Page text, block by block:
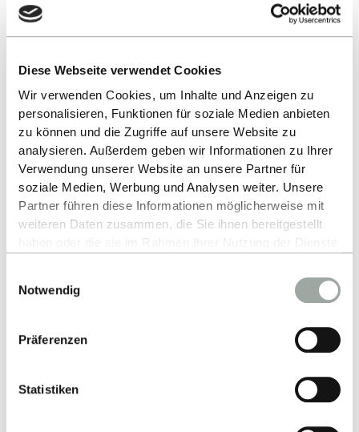
Diese Webseite verwendet Cookies
Wir verwenden Cookies, um Inhalte und Anzeigen zu
personalisieren, Funktionen für soziale Medien anbieten
zu können und die Zugriffe auf unsere Website zu
analysieren. Außerdem geben wir Informationen zu Ihrer
Verwendung unserer Website an unsere Partner für
soziale Medien, Werbung und Analysen weiter. Unsere
Partner führen diese Informationen möglicherweise mit
weiteren Daten zusammen, die Sie ihnen bereitgestellt
Alles zum Thema Cookies und personenbezogene
Datenverarbeitung entnehmen Sie unserer
Notwendig
Präferenzen
Statistiken
Nach oben